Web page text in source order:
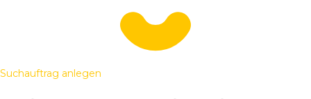
Suchauftrag anlegen